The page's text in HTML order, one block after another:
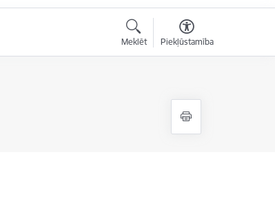
Meklēt Piekļūstamība